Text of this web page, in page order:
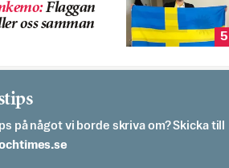
:Flaggan
oss samman
5
på något vi borde skriva om? Skicka till